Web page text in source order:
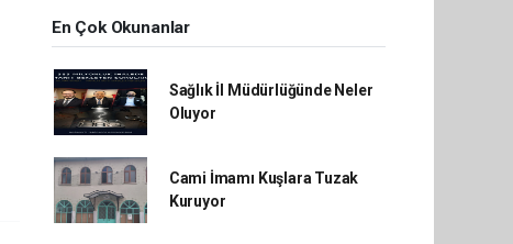
En Çok Okunanlar
Sağlık İl Müdürlüğünde Neler
Oluyor
Cami İmamı Kuşlara Tuzak
Kuruyor